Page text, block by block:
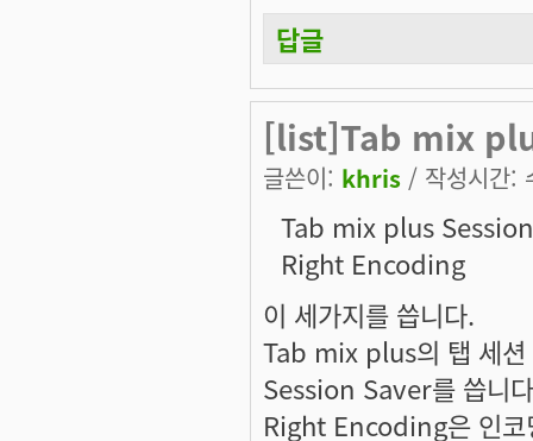
답글
[list]Tab mix
글쓴이: khris / 작성시간:
Tab mix plus
Right Encoding
이 세가지를 씁니다.
Tab mix plus의 탭 세션
Session Saver를 씁니
Right Encoding은 인코